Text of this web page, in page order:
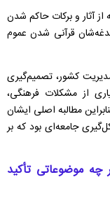
آثار و برکات حاکم شدن
قرآنی شدن عموم
کشور، تصمیم‌گیری
از مشکلات فرهنگی،
مطالبه اصلی ایشان
جامعه‌ای بود که بر
چه موضوعاتی تأکید